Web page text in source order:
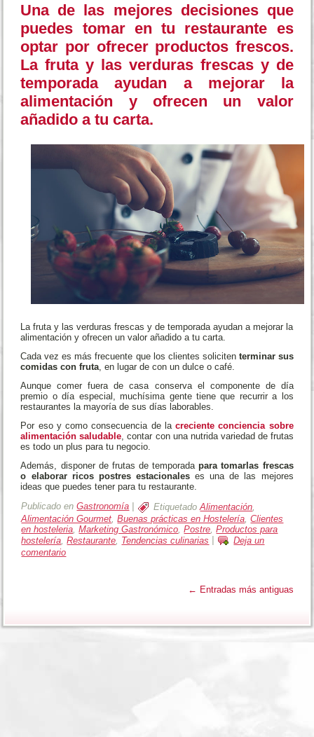
Una de las mejores decisiones que
puedes tomar en tu restaurante es
optar por ofrecer productos frescos.
La fruta y las verduras frescas y de
temporada ayudan a mejorar la
alimentación y ofrecen un valor
añadido a tu carta.
La fruta y las verduras frescas y de temporada ayudan a mejorar la
alimentación y ofrecen un valor añadido a tu carta.
Cada vez es más frecuente que los clientes soliciten terminar sus
comidas con fruta, en lugar de con un dulce o café.
Aunque comer fuera de casa conserva el componente de día
premio o día especial, muchísima gente tiene que recurrir a los
restaurantes la mayoría de sus días laborables.
Por eso y como consecuencia de lacreciente conciencia sobre
alimentación saludable, contar con una nutrida variedad de frutas
es todo un plus para tu negocio.
Además, disponer de frutas de temporadapara tomarlas frescas
o elaborar ricos postres estacionaleses una de las mejores
ideas que puedes tener para tu restaurante.
Publicado en Gastronomía Etiquetado Alimentación
Alimentación Gourmet,Buenas prácticas en Hostelería,Clientes
en hosteleria,Marketing Gastronómico,Postre,Productos para
hostelería ,Restaurante Tendencias culinarias
Deja un
comentario
← Entradas más antiguas